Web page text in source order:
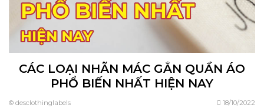
CÁC LOẠI NHÃN MÁC GẮN QUẦN ÁO
PHỔ BIẾN NHẤT HIỆN NAY
© desclothinglabels 18/10/2022